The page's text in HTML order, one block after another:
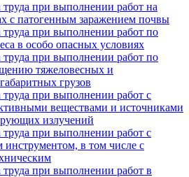
при выполнении работ на
с патогенным заражением почвы
при выполнении работ по
в особо опасных условиях
при выполнении работ по
тяжеловесных и
грузов
при выполнении работ с
веществами и источниками
излучений
при выполнении работ с
в том числе с
при выполнении работ в